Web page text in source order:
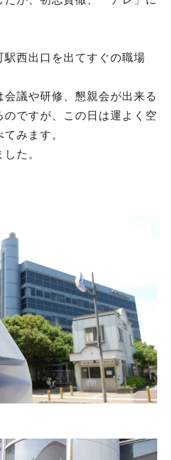
西出口を出てすぐの職場
議や研修、懇親会が出来る
ですが、この日は運よく空
みます。
た。